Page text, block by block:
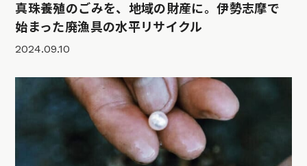
真珠養殖のごみを、地域の財産に。伊勢志摩で
始まった廃漁具の水平リサイクル
2024.09.10